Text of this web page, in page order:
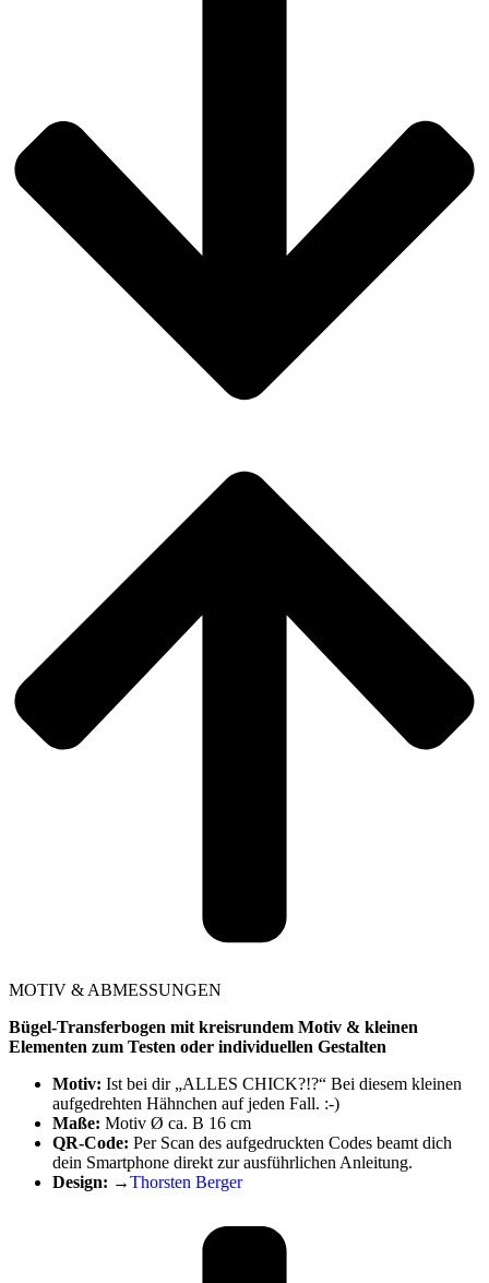
MOTIV & ABMESSUNGEN
Bügel-Transferbogen mit kreisrundem Motiv & kleinen
Elementen zum Testen oder individuellen Gestalten
Motiv: Ist bei dir „ALLES CHICK?!?“ Bei diesem kleinen
aufgedrehten Hähnchen auf jeden Fall. :-)
Maße: Motiv Ø ca. B 16 cm
QR-Code: Per Scan des aufgedruckten Codes beamt dich
dein Smartphone direkt zur ausführlichen Anleitung.
Design: →Thorsten Berger